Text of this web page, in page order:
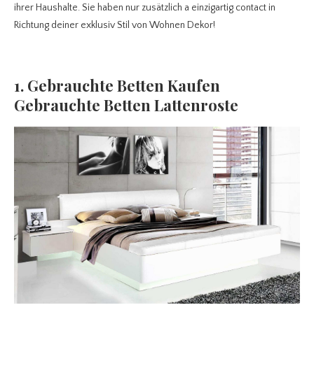
ihrer Haushalte. Sie haben nur zusätzlich a einzigartig contact in
Richtung deiner exklusiv Stil von Wohnen Dekor!
1. Gebrauchte Betten Kaufen
Gebrauchte Betten Lattenroste